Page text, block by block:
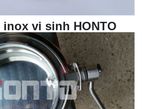
inox vi sinh HONTO